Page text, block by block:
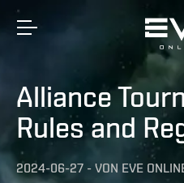
Alliance
Rules and
2024-06-27 - VON EVE